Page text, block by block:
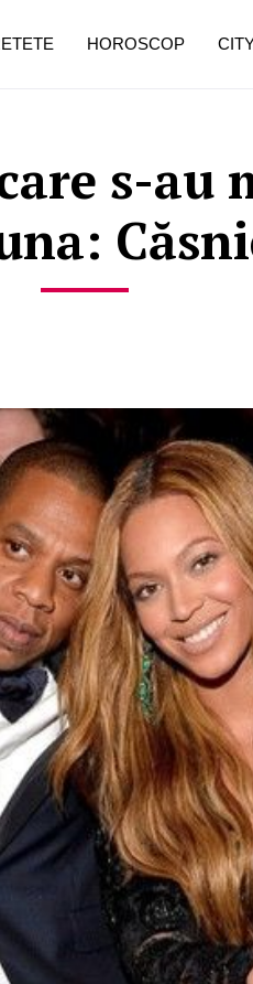
s-
HOROSCOP
pe măsură ce înaintezi în